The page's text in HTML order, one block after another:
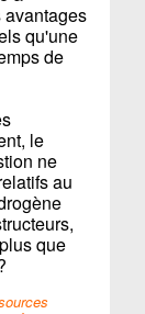
avantages
qu'une
de
le
ne
au
que